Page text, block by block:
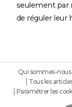
seulement par
de réguler leur
Qui sommes-nous
Tous les
Paramétrer les